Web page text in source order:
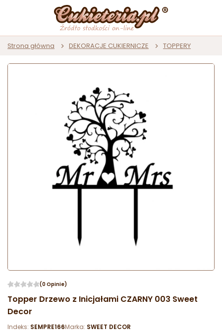
Strona główna DEKORACJE CUKIERNICZE TOPPERY
(0 Opinie)
Topper Drzewo z Inicjałami CZARNY 003 Sweet
Decor
Indeks: SEMPRE166Marka: SWEET DECOR